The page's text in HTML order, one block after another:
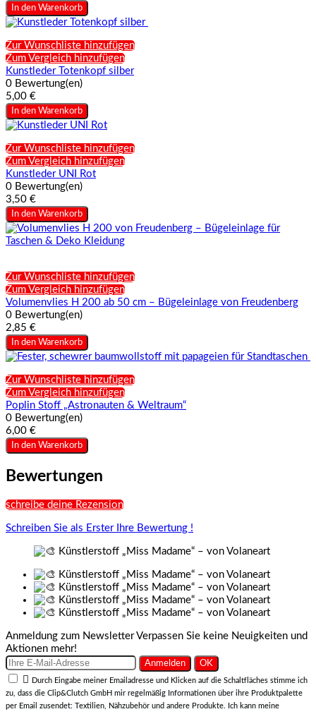
In den Warenkorb
Zur Wunschliste hinzufügen
Zum Vergleich hinzufügen
Kunstleder Totenkopf silber
0 Bewertung(en)
5,00 €
In den Warenkorb
Zur Wunschliste hinzufügen
Zum Vergleich hinzufügen
Kunstleder UNI Rot
0 Bewertung(en)
3,50 €
In den Warenkorb
Zur Wunschliste hinzufügen
Zum Vergleich hinzufügen
Volumenvlies H 200 ab 50 cm – Bügeleinlage von Freudenberg
0 Bewertung(en)
2,85 €
In den Warenkorb
Zur Wunschliste hinzufügen
Zum Vergleich hinzufügen
Poplin Stoff „Astronauten & Weltraum“
0 Bewertung(en)
6,00 €
In den Warenkorb
Bewertungen
schreibe deine Rezension
Schreiben Sie als Erster Ihre Bewertung !
Anmeldung zum Newsletter Verpassen Sie keine Neuigkeiten und
Aktionen mehr!

Durch Eingabe meiner Emailadresse und Klicken auf die Schaltfläches stimme ich
zu, dass die Clip&Clutch GmbH mir regelmäßig Informationen über ihre Produktpalette
per Email zusendet: Textilien, Nähzubehör und andere Produkte. Ich kann meine